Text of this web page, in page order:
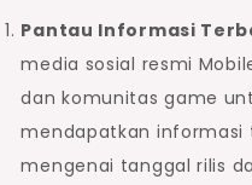
Pantau Informasi
media sosial resmi
dan komunitas game
mendapatkan informasi
mengenai tanggal rilis